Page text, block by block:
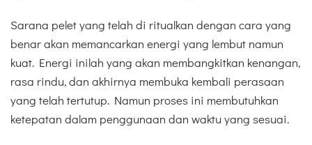
Sarana pelet yang telah di ritualkan dengan cara yang
benar akan memancarkan energi yang lembut namun
kuat. Energi inilah yang akan membangkitkan kenangan,
rasa rindu, dan akhirnya membuka kembali perasaan
yang telah tertutup. Namun proses ini membutuhkan
ketepatan dalam penggunaan dan waktu yang sesuai.